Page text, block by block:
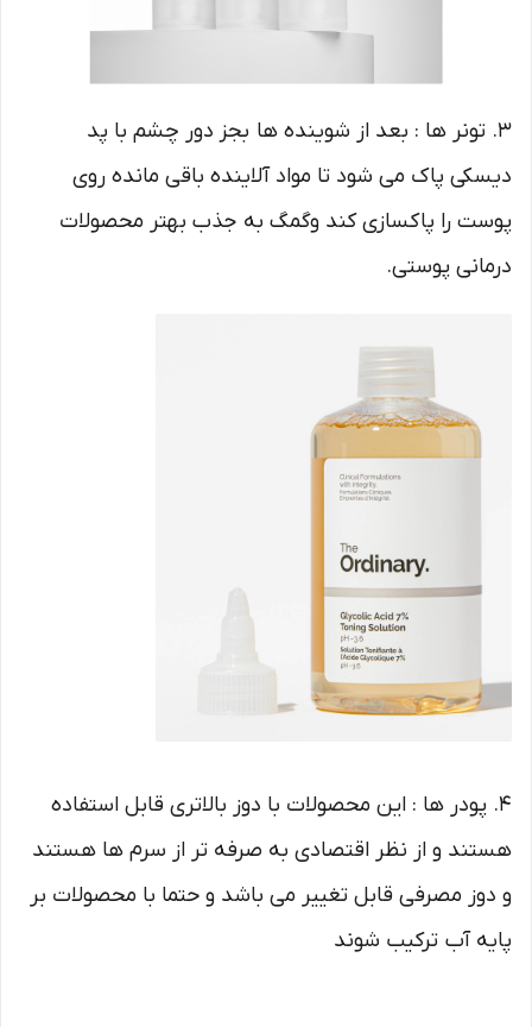
3. تونر ها : بعد از شوینده ها بجز دور چشم با پد
دیسکی پاک می شود تا مواد آلاینده باقی مانده روی
پوست را پاکسازی کند وگمگ به جذب بهتر محصولات
درمانی پوستی.
4. پودر ها : این محصولات با دوز بالاتری قابل استفاده
هستند و از نظر اقتصادی به صرفه تر از سرم ها هستند
و دوز مصرفی قابل تغییر می باشد و حتما با محصولات بر
پایه آب ترکیب شوند